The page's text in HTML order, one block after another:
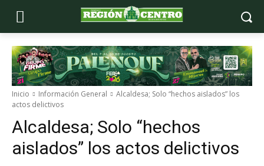
Inicio Información General
Alcaldesa; Solo “hechos aislados” los
actos delictivos
Alcaldesa; Solo “hechos
aislados” los actos delictivos